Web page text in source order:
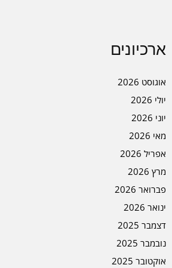
ארכיונים
אוגוסט 2026
יולי 2026
יוני 2026
מאי 2026
אפריל 2026
מרץ 2026
פברואר 2026
ינואר 2026
דצמבר 2025
נובמבר 2025
אוקטובר 2025